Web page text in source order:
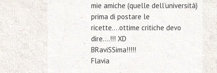
mie amiche (quelle dell’università)
prima di postare le
ricette….ottime critiche devo
dire….!!! XD
BRaviSSima!!!!!
Flavia